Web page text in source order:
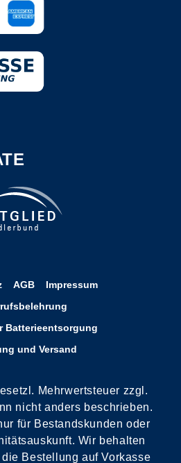
AGB
Impressum
Batterieentsorgung
und Versand
Mehrwertsteuer zzgl.
nicht anders beschrieben.
für Bestandskunden oder
Wir behalten
Bestellung auf Vorkasse